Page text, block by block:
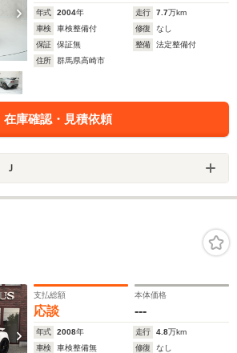
年式 2004年 走行 7.7万km
車検
車検整備付 修復
なし
保証
保証無 整備
法定整備付
住所
群馬県高崎市
在庫確認・見積依頼
Ｊ
支払総額
応談
本体価格
---
年式 2008年 走行 4.8万km
車検
車検整備無 修復
なし